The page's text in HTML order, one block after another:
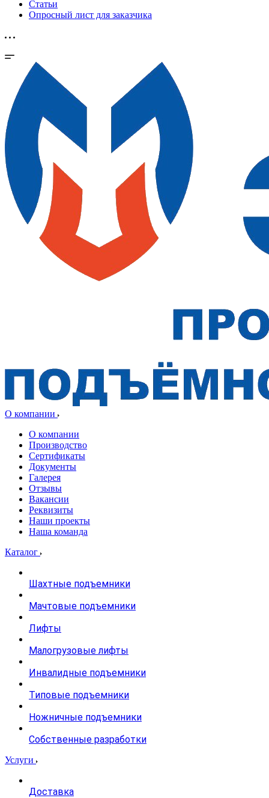
Статьи
Опросный лист для заказчика
О компании
О компании
Производство
Сертификаты
Документы
Галерея
Отзывы
Вакансии
Реквизиты
Наши проекты
Наша команда
Каталог
Шахтные подъемники
Мачтовые подъемники
Лифты
Малогрузовые лифты
Инвалидные подъемники
Типовые подъемники
Ножничные подъемники
Собственные разработки
Услуги
Доставка